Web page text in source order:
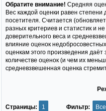
Обратите внимание! Средняя
Вес каждой оценки равен степени
посетителя. Считается
разных критериев и статистик и
доверительного веса и
влияние оценок
оценкам этого произведения даёт
количестве оценок (и чем их
средневзвешенная оценка
Все
Фильтр:
Страницы: 1